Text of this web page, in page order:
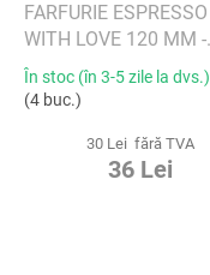
FARFURIE ESPRESSO
WITH LOVE 120 MM -
VILLEROY & BOCH
În stoc (în 3-5 zile la dvs.)
(4 buc.)
30 Lei fără TVA
36 Lei